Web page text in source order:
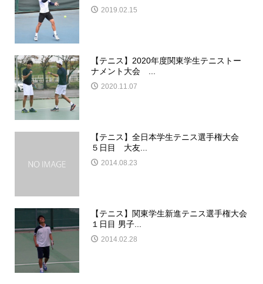
2019.02.15
【テニス】2020年度関東学生テニストー
ナメント大会 ...
2020.11.07
【テニス】全日本学生テニス選手権大会
５日目 大友...
2014.08.23
【テニス】関東学生新進テニス選手権大会
１日目 男子...
2014.02.28